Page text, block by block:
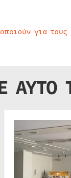
για τους
ΑΥΤΟ